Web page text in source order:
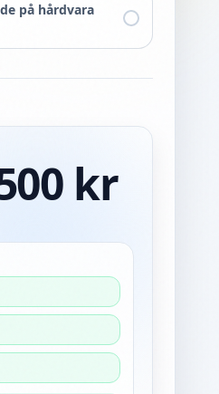
på hårdvara
kr